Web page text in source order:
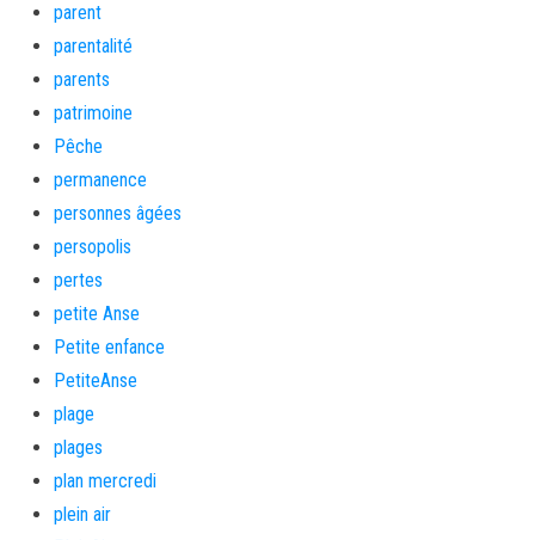
parent
parentalité
parents
patrimoine
Pêche
permanence
personnes âgées
persopolis
pertes
petite Anse
Petite enfance
PetiteAnse
plage
plages
plan mercredi
plein air